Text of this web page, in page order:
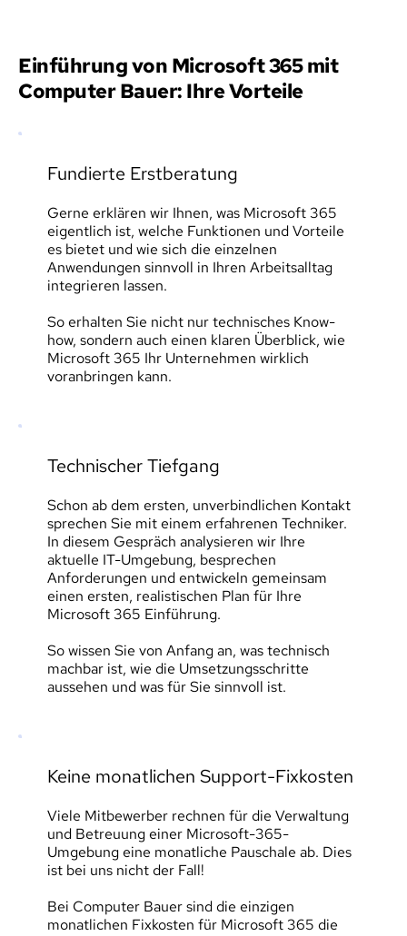
Einführung von Microsoft 365 mit
Computer Bauer: Ihre Vorteile
Fundierte Erstberatung
Gerne erklären wir Ihnen, was Microsoft 365
eigentlich ist, welche Funktionen und Vorteile
es bietet und wie sich die einzelnen
Anwendungen sinnvoll in Ihren Arbeitsalltag
integrieren lassen.
So erhalten Sie nicht nur technisches Know-
how, sondern auch einen klaren Überblick, wie
Microsoft 365 Ihr Unternehmen wirklich
voranbringen kann.
Technischer Tiefgang
Schon ab dem ersten, unverbindlichen Kontakt
sprechen Sie mit einem erfahrenen Techniker.
In diesem Gespräch analysieren wir Ihre
aktuelle IT-Umgebung, besprechen
Anforderungen und entwickeln gemeinsam
einen ersten, realistischen Plan für Ihre
Microsoft 365 Einführung.
So wissen Sie von Anfang an, was technisch
machbar ist, wie die Umsetzungsschritte
aussehen und was für Sie sinnvoll ist.
Keine monatlichen Support-Fixkosten
Viele Mitbewerber rechnen für die Verwaltung
und Betreuung einer Microsoft-365-
Umgebung eine monatliche Pauschale ab. Dies
ist bei uns nicht der Fall!
Bei Computer Bauer sind die einzigen
monatlichen Fixkosten für Microsoft 365 die